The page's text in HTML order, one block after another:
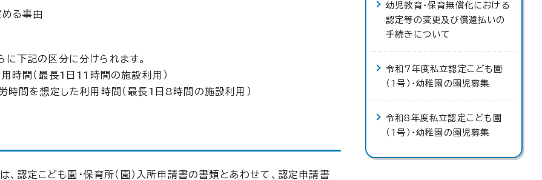
る事由
下記の区分に分けられます。
時間（最長1日11時間の施設利用）
時間を想定した利用時間（最長1日8時間の施設利用）
、認定こども園・保育所（園）入所申請書の書類とあわせて、認定申請書
幼児教育・保育無償化における
認定等の変更及び償還払いの
手続きについて
令和7年度私立認定こども園
（1号）・幼稚園の園児募集
令和8年度私立認定こども園
（1号）・幼稚園の園児募集